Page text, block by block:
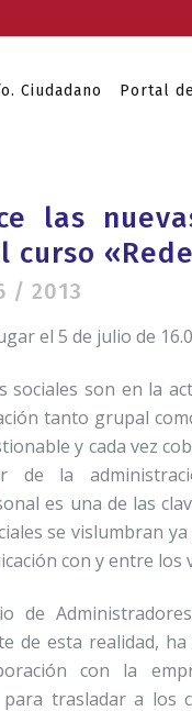
Ciudadano Portal
/ 2013
las
curso
el 5 de julio de
sociales son en la
tanto grupal
y cada vez
de la
es una de las
se vislumbran
con y entre los
de
de esta realidad,
con la
para trasladar a los